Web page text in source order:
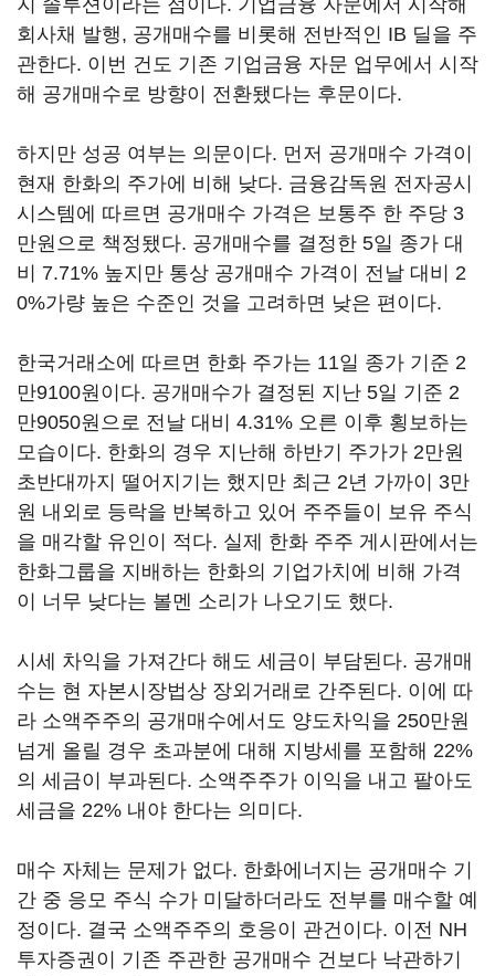
회사채 발행, 공개매수를 비롯해 전반적인 IB 딜을 주
관한다. 이번 건도 기존 기업금융 자문 업무에서 시작
해 공개매수로 방향이 전환됐다는 후문이다.
하지만 성공 여부는 의문이다. 먼저 공개매수 가격이
현재 한화의 주가에 비해 낮다. 금융감독원 전자공시
시스템에 따르면 공개매수 가격은 보통주 한 주당 3
만원으로 책정됐다. 공개매수를 결정한 5일 종가 대
비 7.71% 높지만 통상 공개매수 가격이 전날 대비 2
0%가량 높은 수준인 것을 고려하면 낮은 편이다.
한국거래소에 따르면 한화 주가는 11일 종가 기준 2
만9100원이다. 공개매수가 결정된 지난 5일 기준 2
만9050원으로 전날 대비 4.31% 오른 이후 횡보하는
모습이다. 한화의 경우 지난해 하반기 주가가 2만원
초반대까지 떨어지기는 했지만 최근 2년 가까이 3만
원 내외로 등락을 반복하고 있어 주주들이 보유 주식
을 매각할 유인이 적다. 실제 한화 주주 게시판에서는
한화그룹을 지배하는 한화의 기업가치에 비해 가격
이 너무 낮다는 볼멘 소리가 나오기도 했다.
시세 차익을 가져간다 해도 세금이 부담된다. 공개매
수는 현 자본시장법상 장외거래로 간주된다. 이에 따
라 소액주주의 공개매수에서도 양도차익을 250만원
넘게 올릴 경우 초과분에 대해 지방세를 포함해 22%
의 세금이 부과된다. 소액주주가 이익을 내고 팔아도
세금을 22% 내야 한다는 의미다.
매수 자체는 문제가 없다. 한화에너지는 공개매수 기
간 중 응모 주식 수가 미달하더라도 전부를 매수할 예
정이다. 결국 소액주주의 호응이 관건이다. 이전 NH
투자증권이 기존 주관한 공개매수 건보다 낙관하기